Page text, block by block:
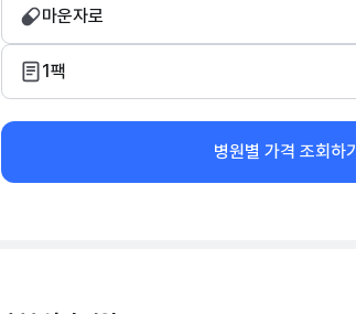
마운자로
1팩
병원별 가격 조회하기